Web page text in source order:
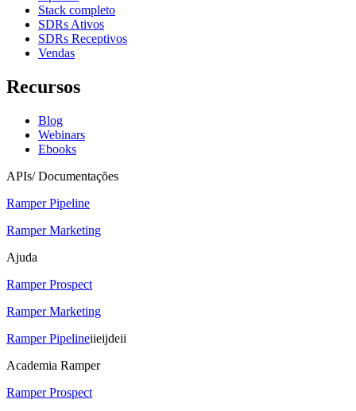
Stack completo
SDRs Ativos
SDRs Receptivos
Vendas
Recursos
Blog
Webinars
Ebooks
APIs/ Documentações
Ramper Pipeline
Ramper Marketing
Ajuda
Ramper Prospect
Ramper Marketing
Ramper Pipelineiieijdeii
Academia Ramper
Ramper Prospect